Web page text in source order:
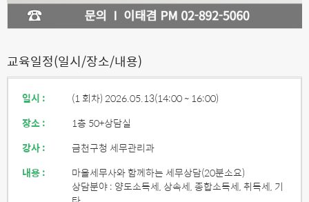
교육일정(일시/장소/내용)
일시 : (1 회차) 2026.05.13(14:00 ~ 16:00)
장소 :
1층 50+상담실
강사 :
금천구청 세무관리과
내용 :
마을세무사와 함께하는 세무상담(20분소요)
상담분야 : 양도소득세, 상속세, 종합소득세, 취득세, 기